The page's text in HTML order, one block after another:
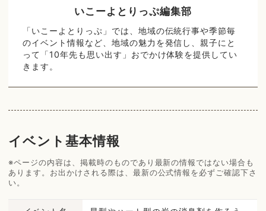
いこーよとりっぷ編集部
「いこーよとりっぷ」では、地域の伝統行事や季節毎
のイベント情報など、地域の魅力を発信し、親子にと
って「10年先も思い出す」おでかけ体験を提供してい
きます。
イベント基本情報
※ページの内容は、掲載時のものであり最新の情報ではない場合も
あります。お出かけされる際は、最新の公式情報を必ずご確認下さ
い。